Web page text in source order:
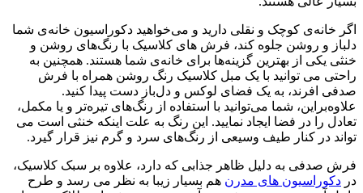
اگر خانه‌ی کوچک و نقلی دارید و می‌خواهید دکوراسیون خانه‌ی شما
دلباز و روشن جلوه کند، فرش های کلاسیک با رنگ‌های روشن و
خنثی یکی از بهترین گزینه‌ها برای خانه‌ی شما هستند. همچنین به
راحتی می توانید با یک مبل کلاسیک رنگ روشن همراه با فرش
صدفی افرند، به یک فضای لوکس و دل‌باز دست پیدا کنید.
علاوه‌بر‌این، شما می‌توانید با استفاده از رنگ‌‌های تیره‌تر و یا مکمل،
تعادل را در فضا ایجاد نمایید. این رنگ به علت اینکه خنثی است می
تواند در کنار طیف وسیعی از رنگ‌های سرد و گرم نیز قرار گیرد.
فرش صدفی به دلیل ظاهر جذابی که دارد، علاوه بر سبک کلاسیک،
در دکوراسیون های مدرن هم بسیار زیبا به نظر می رسد و طرح